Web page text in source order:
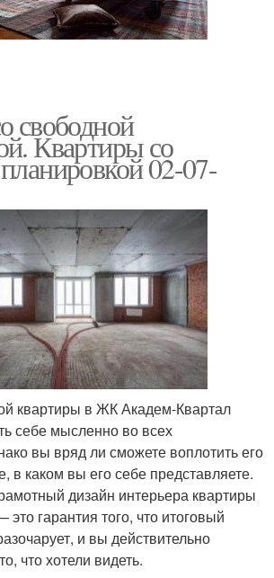
свободной
Квартиры со
02-07-
квартиры в ЖК Академ-Квартал
себе мысленно во всех
вы вряд ли сможете воплотить его
в каком вы его себе представляете.
дизайн интерьера квартиры
гарантия того, что итоговый
и вы действительно
что хотели видеть.